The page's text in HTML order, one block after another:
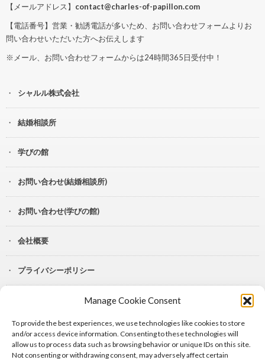
Manage Cookie Consent
To provide the best experiences, we use technologies like cookies to store
and/or access device information. Consenting to these technologies will
allow us to process data such as browsing behavior or unique IDs on this site.
Not consenting or withdrawing consent, may adversely affect certain
【メールアドレス】 contact@charles-of-papillon.com
【電話番号】営業・勧誘電話が多いため、お問い合わせフォームよりお
問い合わせいただいた方へお伝えします
※メール、お問い合わせフォームからは24時間365日受付中！
シャルル株式会社
結婚相談所
学びの館
お問い合わせ(結婚相談所)
お問い合わせ(学びの館)
会社概要
プライバシーポリシー
Lit.Link